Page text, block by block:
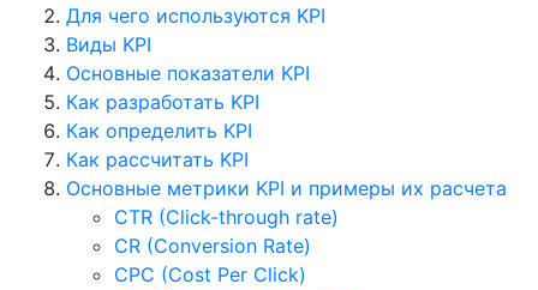
Для чего используются KPI
Виды KPI
Основные показатели KPI
Как разработать KPI
Как определить KPI
Как рассчитать KPI
Основные метрики KPI и примеры их расчета
CTR (Click-through rate)
CR (Conversion Rate)
CPC (Cost Per Click)